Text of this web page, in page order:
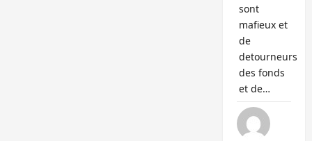
sont
mafieux et
de
detourneurs
des fonds
et de…